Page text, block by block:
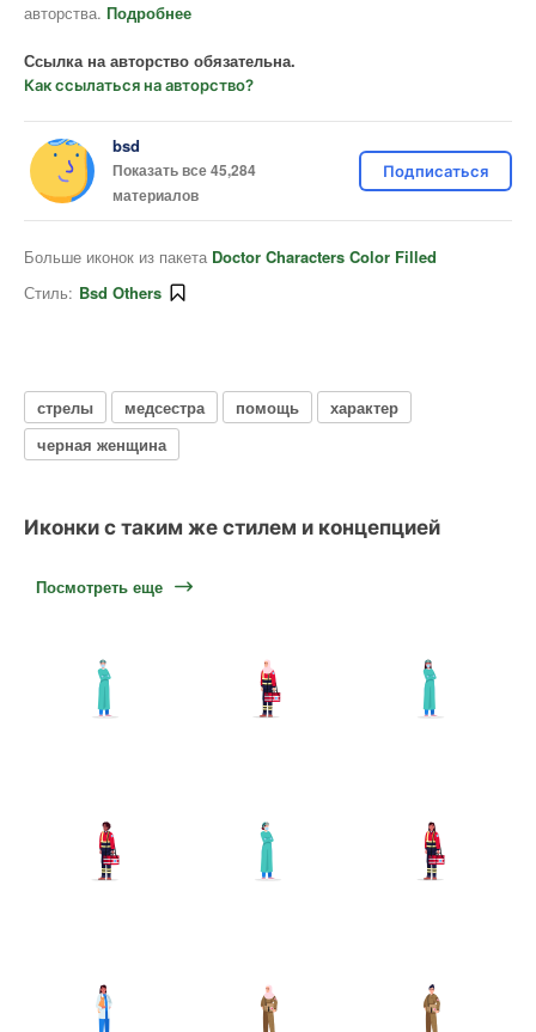
авторства. Подробнее
Ссылка на авторство обязательна.
Как ссылаться на авторство?
bsd
Показать все 45,284
материалов
Подписаться
Больше иконок из пакета Doctor Characters Color Filled
Стиль: Bsd Others
стрелы медсестра помощь
характер
черная женщина
Иконки с таким же стилем и концепцией
Посмотреть еще